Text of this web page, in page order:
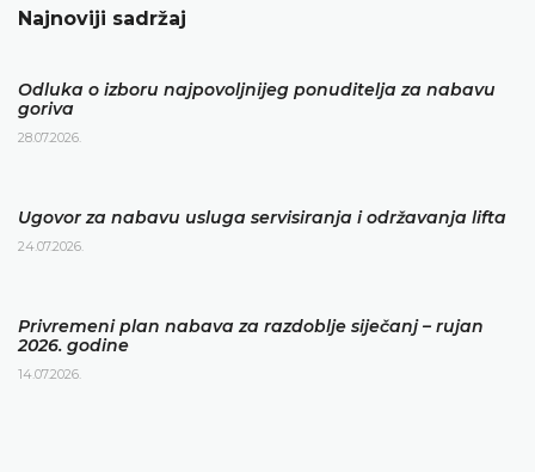
Najnoviji sadržaj
Odluka o izboru najpovoljnijeg ponuditelja za nabavu
goriva
28.07.2026.
Ugovor za nabavu usluga servisiranja i održavanja lifta
24.07.2026.
Privremeni plan nabava za razdoblje siječanj – rujan
2026. godine
14.07.2026.